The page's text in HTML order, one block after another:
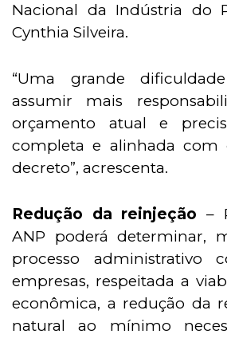
Nacional da Indústria do
Cynthia Silveira.
“Uma grande
assumir mais
orçamento atual e
completa e alinhada com
decreto”, acrescenta.
Redução da reinjeção –
ANP poderá determinar,
processo administrativo
empresas, respeitada a
econômica, a redução da
natural ao mínimo